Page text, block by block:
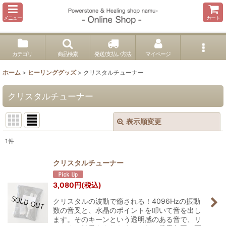
メニュー カート
カテゴリ 商品検索 発送/支払い方法 マイページ
ホーム > ヒーリンググッズ > クリスタルチューナー
クリスタルチューナー
表示順変更
絞り込む
1件
クリスタルチューナー
3,080円(税込)
クリスタルの波動で癒される！4096Hzの振動
数の音叉と、水晶のポイントを叩いて音を出し
ます。そのキーンという透明感のある音で、リ